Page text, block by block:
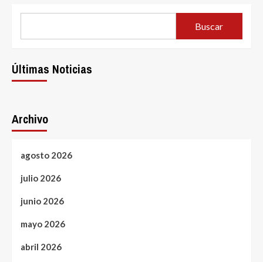
Buscar
Últimas Noticias
Archivo
agosto 2026
julio 2026
junio 2026
mayo 2026
abril 2026